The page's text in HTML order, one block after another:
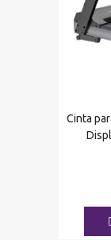
Cinta